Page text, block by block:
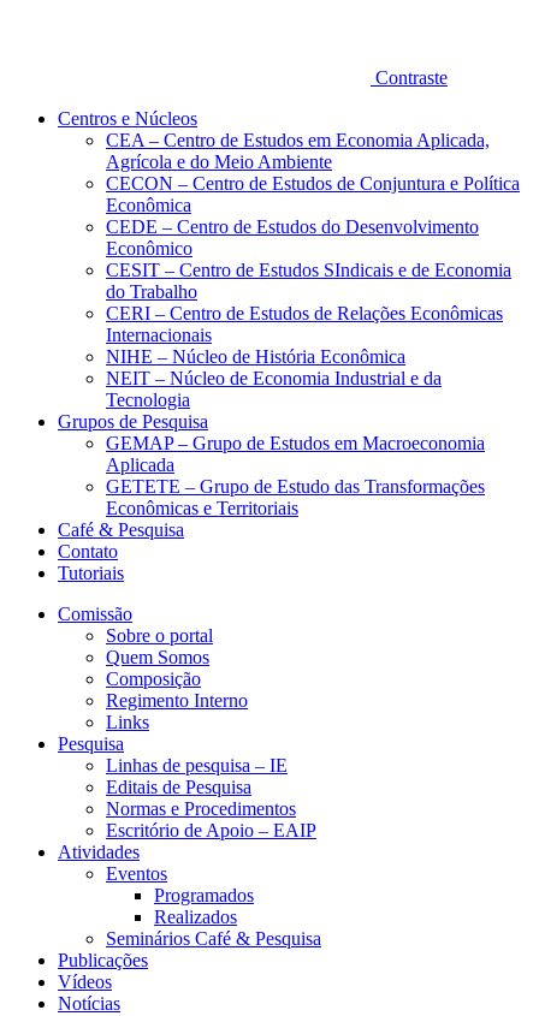
Contraste
Centros e Núcleos
CEA – Centro de Estudos em Economia Aplicada,
Agrícola e do Meio Ambiente
CECON – Centro de Estudos de Conjuntura e Política
Econômica
CEDE – Centro de Estudos do Desenvolvimento
Econômico
CESIT – Centro de Estudos SIndicais e de Economia
do Trabalho
CERI – Centro de Estudos de Relações Econômicas
Internacionais
NIHE – Núcleo de História Econômica
NEIT – Núcleo de Economia Industrial e da
Tecnologia
Grupos de Pesquisa
GEMAP – Grupo de Estudos em Macroeconomia
Aplicada
GETETE – Grupo de Estudo das Transformações
Econômicas e Territoriais
Café & Pesquisa
Contato
Tutoriais
Comissão
Sobre o portal
Quem Somos
Composição
Regimento Interno
Links
Pesquisa
Linhas de pesquisa – IE
Editais de Pesquisa
Normas e Procedimentos
Escritório de Apoio – EAIP
Atividades
Eventos
Programados
Realizados
Seminários Café & Pesquisa
Publicações
Vídeos
Notícias